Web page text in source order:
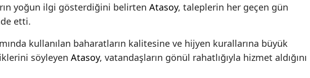
yoğun ilgi gösterdiğini belirten Atasoy, taleplerin her geçen gün
etti.
kullanılan baharatların kalitesine ve hijyen kurallarına büyük
söyleyen Atasoy, vatandaşların gönül rahatlığıyla hizmet aldığını